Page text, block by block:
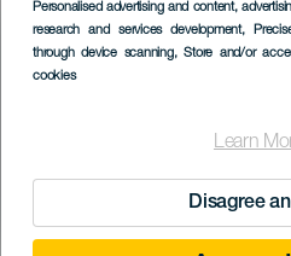
Personalised advertising and content,
research and services development,
through device scanning, Store and/or
cookies
Learn
Disagree
Imagen
Listado